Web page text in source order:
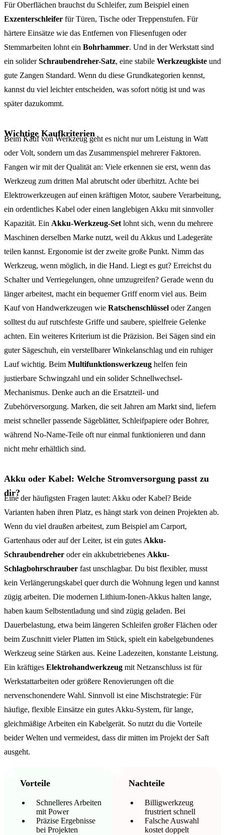
Für Oberflächen brauchst du Schleifer, zum Beispiel einen
Exzenterschleifer für Türen, Tische oder Treppenstufen. Für
härtere Einsätze wie das Entfernen von Fliesenfugen oder
Stemmarbeiten lohnt ein Bohrhammer. Und in der Werkstatt sind
ein soliderSchraubendreher-Satz, eine stabile Werkzeugkiste und
gute Zangen Standard. Wenn du diese Grundkategorien kennst,
kannst du viel leichter entscheiden, was sofort nötig ist und was
später dazukommt.
Wichtige Kaufkriterien
Beim Kauf von Werkzeug geht es nicht nur um Leistung in Watt
oder Volt, sondern um das Zusammenspiel mehrerer Faktoren.
Fangen wir mit der Qualität an: Viele erkennen sie erst, wenn das
Werkzeug zum dritten Mal abrutscht oder überhitzt. Achte bei
Elektrowerkzeugen auf einen kräftigen Motor, saubere Verarbeitung,
ein ordentliches Kabel oder einen langlebigen Akku mit sinnvoller
Kapazität. Ein Akku-Werkzeug-Set lohnt sich, wenn du mehrere
Maschinen derselben Marke nutzt, weil du Akkus und Ladegeräte
teilen kannst. Ergonomie ist der zweite große Punkt. Nimm das
Werkzeug, wenn möglich, in die Hand. Liegt es gut? Erreichst du
Schalter und Verriegelungen, ohne umzugreifen? Gerade wenn du
länger arbeitest, macht ein bequemer Griff enorm viel aus. Beim
Kauf von Handwerkzeugen wie Ratschenschlüssel oder Zangen
solltest du auf rutschfeste Griffe und saubere, spielfreie Gelenke
achten. Ein weiteres Kriterium ist die Präzision. Bei Sägen sind ein
guter Sägeschuh, ein verstellbarer Winkelanschlag und ein ruhiger
Lauf wichtig. Beim Multifunktionswerkzeug helfen fein
justierbare Schwingzahl und ein solider Schnellwechsel-
Mechanismus. Denke auch an die Ersatzteil- und
Zubehörversorgung. Marken, die seit Jahren am Markt sind, liefern
meist schneller passende Sägeblätter, Schleifpapiere oder Bohrer,
während No-Name-Teile oft nur einmal funktionieren und dann
nicht mehr erhältlich sind.
Akku oder Kabel: Welche Stromversorgung passt zu
dir?
Eine der häufigsten Fragen lautet: Akku oder Kabel? Beide
Varianten haben ihren Platz, es hängt stark von deinen Projekten ab.
Wenn du viel draußen arbeitest, zum Beispiel am Carport,
Gartenhaus oder auf der Leiter, ist ein gutes Akku-
Schraubendreher oder ein akkubetriebenes Akku-
Schlagbohrschrauber fast unschlagbar. Du bist flexibler, musst
kein Verlängerungskabel quer durch die Wohnung legen und kannst
zügig arbeiten. Die modernen Lithium-Ionen-Akkus halten lange,
haben kaum Selbstentladung und sind zügig geladen. Bei
Dauerbelastung, etwa beim längeren Schleifen großer Flächen oder
beim Zuschnitt vieler Platten im Stück, spielt ein kabelgebundenes
Werkzeug seine Stärken aus. Keine Ladezeiten, konstante Leistung.
Ein kräftiges Elektrohandwerkzeug mit Netzanschluss ist für
Werkstattarbeiten oder größere Renovierungen oft die
nervenschonendere Wahl. Sinnvoll ist eine Mischstrategie: Für
häufige, flexible Einsätze ein gutes Akku-System, für lange,
gleichmäßige Arbeiten ein Kabelgerät. So nutzt du die Vorteile
beider Welten und vermeidest, dass dir mitten im Projekt der Saft
ausgeht.
Vorteile
Schnelleres Arbeiten
mit Power
Präzise Ergebnisse
bei Projekten
Nachteile
Billigwerkzeug
frustriert schnell
Falsche Auswahl
kostet doppelt